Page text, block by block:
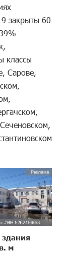
закрыты 60
классы
Сарове,
м